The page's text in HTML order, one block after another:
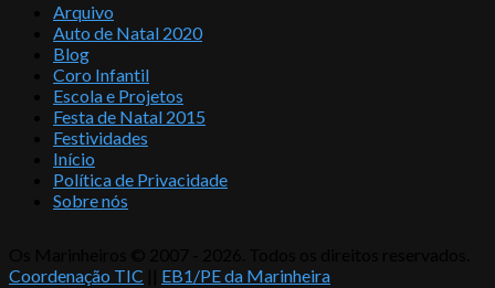
Arquivo
Auto de Natal 2020
Blog
Coro Infantil
Escola e Projetos
Festa de Natal 2015
Festividades
Início
Política de Privacidade
Sobre nós
Coordenação TIC
EB1/PE da Marinheira